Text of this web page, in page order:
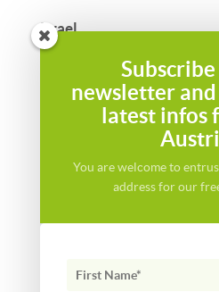
Israel
Azelis
63 Haneviim st., Ramat
4710002 Israel
Andrea.Lewin@lidorr.com
z. Hd. Fr. Andrea Lewin
Türkei
FSM Mah. Poligon Cad.
K:13 Ümraniye Istanbul
newsletter
latest infos
You are welcome to
address for our